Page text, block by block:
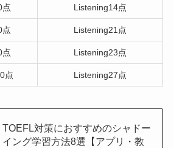
点 Listening14点
点 Listening21点
点 Listening23点
点 Listening27点
TOEFL対策におすすめのシャドー
イング学習方法8選【アプリ・教